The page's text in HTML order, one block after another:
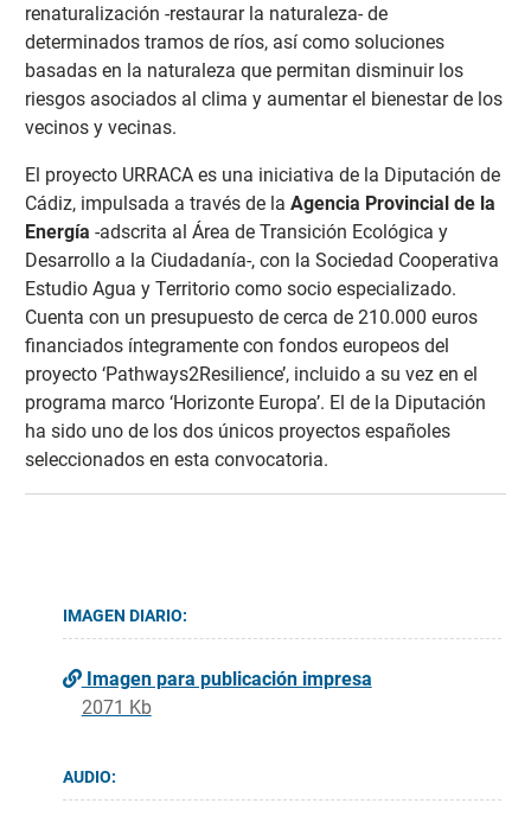
renaturalización -restaurar la naturaleza- de
determinados tramos de ríos, así como soluciones
basadas en la naturaleza que permitan disminuir los
riesgos asociados al clima y aumentar el bienestar de los
vecinos y vecinas.
El proyecto URRACA es una iniciativa de la Diputación de
Cádiz, impulsada a través de la Agencia Provincial de la
Energía -adscrita al Área de Transición Ecológica y
Desarrollo a la Ciudadanía-, con la Sociedad Cooperativa
Estudio Agua y Territorio como socio especializado.
Cuenta con un presupuesto de cerca de 210.000 euros
financiados íntegramente con fondos europeos del
proyecto ‘Pathways2Resilience’, incluido a su vez en el
programa marco ‘Horizonte Europa’. El de la Diputación
ha sido uno de los dos únicos proyectos españoles
seleccionados en esta convocatoria.
IMAGEN DIARIO:
Imagen para publicación impresa
2071 Kb
AUDIO: